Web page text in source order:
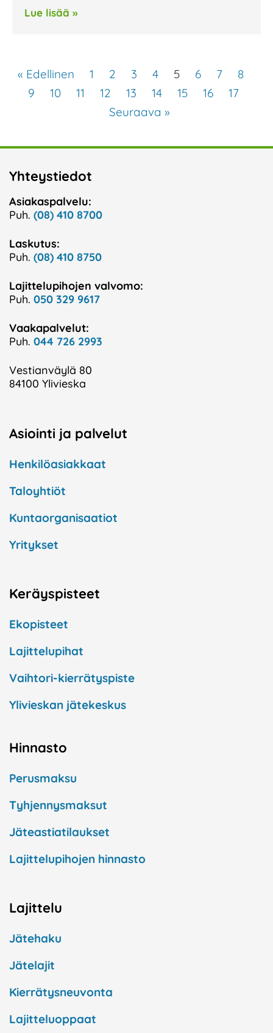
Lue lisää »
« Edellinen 1 2 3 4 5 6 7
8
9
10 11 12 13 14 15 16
17
Seuraava »
Yhteystiedot
Asiakaspalvelu:
Puh. (08) 410 8700
Laskutus:
Puh. (08) 410 8750
Lajittelupihojen valvomo:
Puh. 050 329 9617
Vaakapalvelut:
Puh. 044 726 2993
Vestianväylä 80
84100 Ylivieska
Asiointi ja palvelut
Henkilöasiakkaat
Taloyhtiöt
Kuntaorganisaatiot
Yritykset
Keräyspisteet
Ekopisteet
Lajittelupihat
Vaihtori-kierrätyspiste
Ylivieskan jätekeskus
Hinnasto
Perusmaksu
Tyhjennysmaksut
Jäteastiatilaukset
Lajittelupihojen hinnasto
Lajittelu
Jätehaku
Jätelajit
Kierrätysneuvonta
Lajitteluoppaat